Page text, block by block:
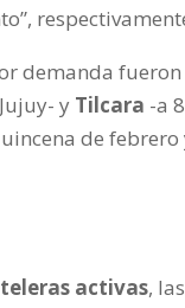
demanda
y Tilcara -a
de
activas,